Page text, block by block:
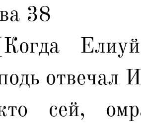
38
Елиуй
отвечал
сей,